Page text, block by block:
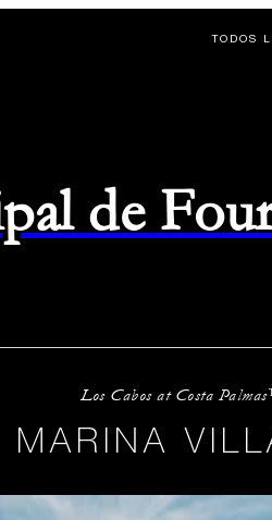
TODOS
de
Los Cabos at Costa
MARINA